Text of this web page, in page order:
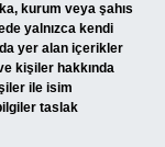
kurum veya şahıs
yalnızca kendi
yer alan içerikler
kişiler hakkında
ile isim
taslak